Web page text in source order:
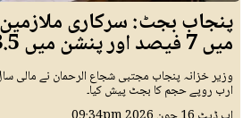
پنجاب بجٹ: سرکاری
میں 7 فیصد اور پنشن میں 3.5 فیصد اضافہ
ارب روپے حجم کا بجٹ پیش کیا۔